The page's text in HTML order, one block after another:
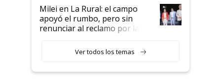
Milei en La Rural: el campo
apoyó el rumbo, pero sin
renunciar al reclamo por las
Ver todos los temas